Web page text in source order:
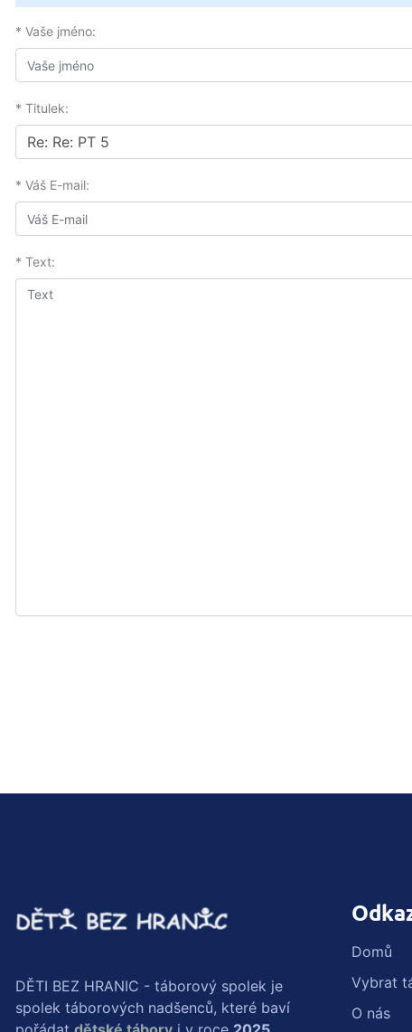
* Vaše jméno:
* Titulek:
* Váš E-mail:
* Text:
DĚTI BEZ HRANIC - táborový spolek je
spolek táborových nadšenců, které baví
Domů
Vybrat
O nás